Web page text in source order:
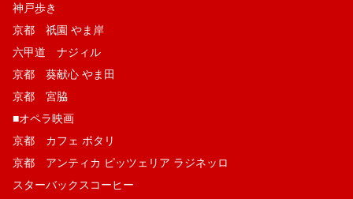
神戸歩き
京都 祇園 やま岸
六甲道 ナジィル
京都 葵献心 やま田
京都 宮脇
■オペラ映画
京都 カフェ ポタリ
京都 アンティカ ピッツェリア ラジネッロ
スターバックスコーヒー